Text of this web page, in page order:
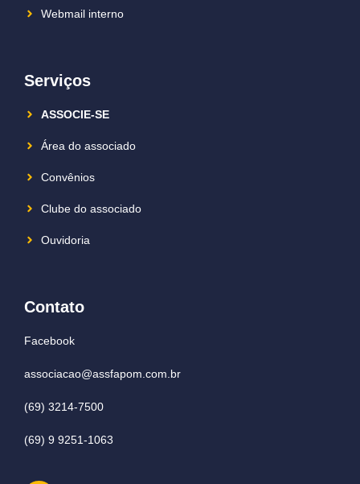
Webmail interno
Serviços
ASSOCIE-SE
Área do associado
Convênios
Clube do associado
Ouvidoria
Contato
Facebook
associacao@assfapom.com.br
(69) 3214-7500
(69) 9 9251-1063